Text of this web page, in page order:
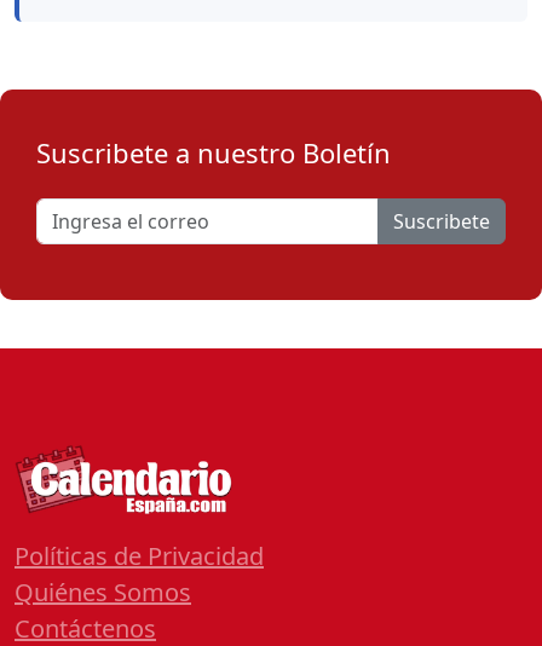
Suscribete a nuestro Boletín
Suscribete
Políticas de Privacidad
Quiénes Somos
Contáctenos